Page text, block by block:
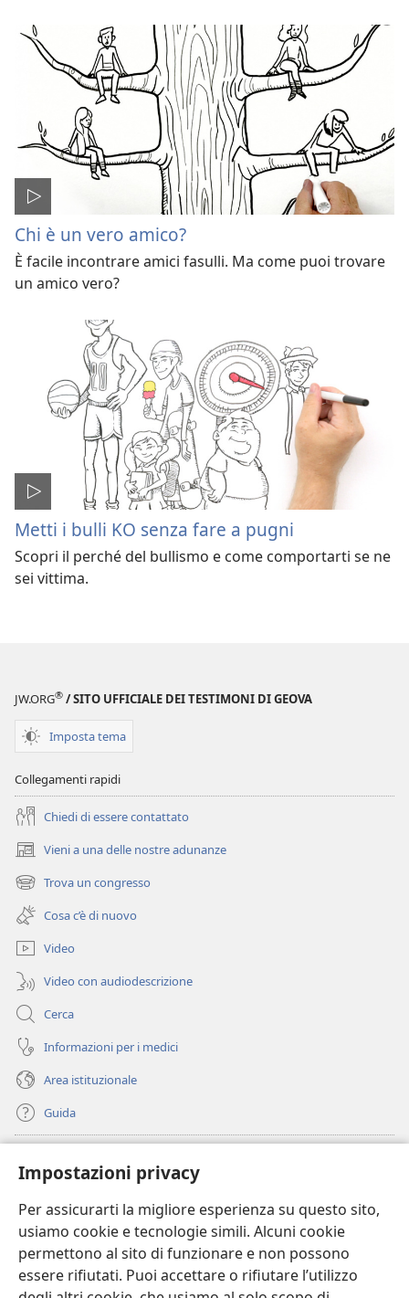
Impostazioni privacy
Per assicurarti la migliore esperienza su questo sito,
usiamo cookie e tecnologie simili. Alcuni cookie
permettono al sito di funzionare e non possono
essere rifiutati. Puoi accettare o rifiutare l’utilizzo
Chi è un vero amico?
È facile incontrare amici fasulli. Ma come puoi trovare
un amico vero?
Metti i bulli KO senza fare a pugni
Scopri il perché del bullismo e come comportarti se ne
sei vittima.
JW.ORG® / SITO UFFICIALE DEI TESTIMONI DI GEOVA
Imposta tema
Collegamenti rapidi
Chiedi di essere contattato
Vieni a una delle nostre adunanze
(apre
una
nuova
finestra)
Trova un congresso
(apre
una
nuova
finestra)
Cosa c’è di nuovo
Video
Video con audiodescrizione
Cerca
Informazioni per i medici
Area istituzionale
Guida
(apre
una
nuova
finestra)
BIBLIOTECA ONLINE Watchtower
(apre
una
nuova
finestra)
JW Hub
(apre
una
nuovaJW Library